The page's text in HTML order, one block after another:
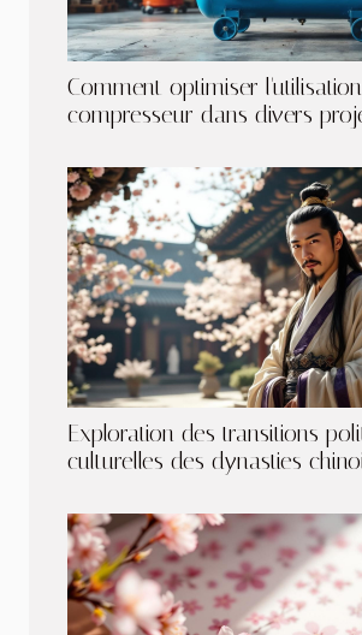
Comment optimiser
compresseur dans divers
Exploration des transitions
culturelles des dynasties